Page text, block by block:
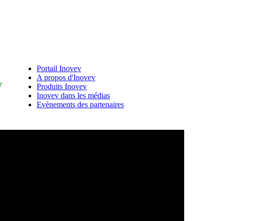
Portail Inovev
A propos d'Inovev
Produits Inovev
Inovev dans les médias
Evènements des partenaires